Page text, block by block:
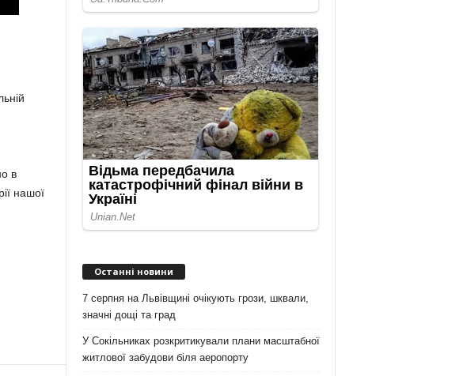
в
нашої
Останні новини
7 серпня на Львівщині очікують грози, шквали,
значні дощі та град
У Сокільниках розкритикували плани масштабної
житлової забудови біля аеропорту